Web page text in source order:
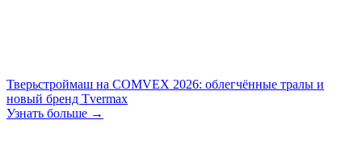
Тверьстроймаш на COMVEX 2026: облегчённые тралы и
новый бренд Tvermax
Узнать больше →